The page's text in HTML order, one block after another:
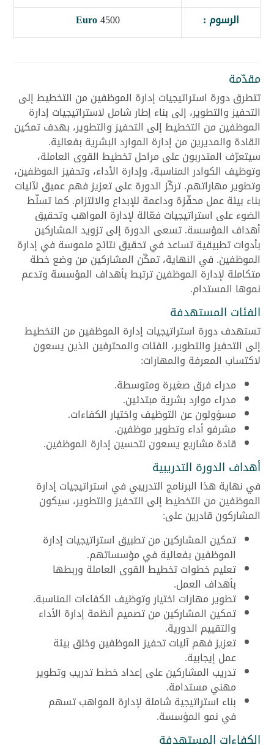
الرسوم :
4500
Euro
مقدّمة
تتطرق دورة استراتيجيات إدارة الموظفين من التخطيط إلى
التحفيز والتطوير، إلى بناء إطار شامل لاستراتيجيات إدارة
الموظفين من التخطيط إلى التحفيز والتطوير، بهدف تمكين
القادة والمديرين من إدارة الموارد البشرية بفعالية.
سيتعرّف المتدربون على مراحل تخطيط القوى العاملة،
وتوظيف الكوادر المناسبة، وإدارة الأداء، وتحفيز الموظفين،
وتطوير مهاراتهم. تركّز الدورة على تعزيز فهم عميق لآليات
بناء بيئة عمل محفّزة وداعمة للإبداع والالتزام. كما تسلّط
الضوء على استراتيجيات فعّالة لإدارة المواهب وتحقيق
أهداف المؤسسة. تسعى الدورة إلى تزويد المشاركين
بأدوات تطبيقية تساعد في تحقيق نتائج ملموسة في إدارة
الموظفين. في النهاية، تمكّن المشاركين من وضع خطة
متكاملة لإدارة الموظفين ترتبط بأهداف المؤسسة وتدعم
نموها المستدام.
الفئات المستهدفة
تستهدف دورة استراتيجيات إدارة الموظفين من التخطيط
إلى التحفيز والتطوير، الفئات والمحترفين الذين يسعون
لاكتساب المعرفة والمهارات:
مدراء فرق صغيرة ومتوسطة.
مدراء موارد بشرية مبتدئين.
مسؤولون عن التوظيف واختيار الكفاءات.
مشرفو أداء وتطوير موظفين.
قادة مشاريع يسعون لتحسين إدارة الموظفين.
أهداف الدورة التدريبية
في نهاية هذا البرنامج التدريبي في استراتيجيات إدارة
الموظفين من التخطيط إلى التحفيز والتطوير، سيكون
المشاركون قادرين على:
تمكين المشاركين من تطبيق استراتيجيات إدارة
الموظفين بفعالية في مؤسساتهم.
تعليم خطوات تخطيط القوى العاملة وربطها
بأهداف العمل.
تطوير مهارات اختيار وتوظيف الكفاءات المناسبة.
تمكين المشاركين من تصميم أنظمة إدارة الأداء
والتقييم الدورية.
تعزيز فهم آليات تحفيز الموظفين وخلق بيئة
عمل إيجابية.
تدريب المشاركين على إعداد خطط تدريب وتطوير
مهني مستدامة.
بناء استراتيجية شاملة لإدارة المواهب تسهم
في نمو المؤسسة.
الكفاءات المستهدفة